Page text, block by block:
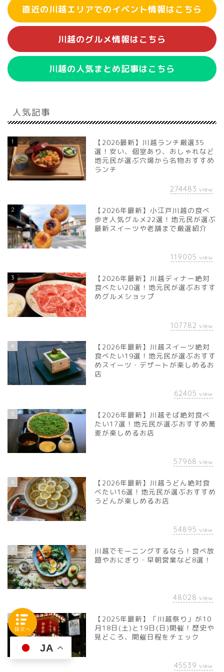
直近の川越エリアでのイベント情報はこちら
川越のグルメ情報はこちら
川越の人気まとめ記事はこちら
人気記事
1
【2026最新】川越ランチ厳選35
選！安い、個室あり、おしゃれなど
地元民が選ぶ穴場から名物おすすめ
ランチ
274483 view
2
【2026年最新】小江戸川越の食べ
歩き人気グルメ22選！地元民が選ぶ
最新スイーツや老舗まで厳選紹介
119005 view
3
【2026年最新】川越ディナー絶対
食べたい20選！地元民が選ぶおすす
めグルメショップ
107782 view
4
【2026年最新】川越スイーツ絶対
食べたい19選！地元民が選ぶおすす
めスイーツ・デザートが楽しめるお
店
62405 view
5
【2026年最新】川越そば絶対食べ
たい17選！地元民が選ぶおすすめ蕎
麦が楽しめるお店
57968 view
6
【2026年最新】川越うどん絶対食
べたい16選！地元民が選ぶおすすめ
うどんが楽しめるお店
54895 view
7
川越でモーニングするなら！食べ放
題やおにぎり・早朝営業など8選！
48028 view
【2025年最新】「川越祭り」が10
月18日(土)と19日(日)開催！歴史や
見どころ、開催日程をチェック
45539 view
JA
目次へ